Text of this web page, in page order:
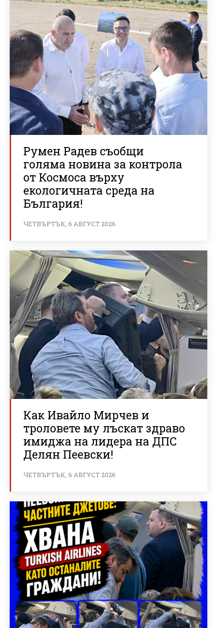
Румен Радев съобщи
голяма новина за контрола
от Космоса върху
екологичната среда на
България!
ЧЕТВЪРТЪК, 6 АВГУСТ 2026
Как Ивайло Мирчев и
троловете му лъскат здраво
имиджа на лидера на ДПС
Делян Пеевски!
ЧЕТВЪРТЪК, 6 АВГУСТ 2026